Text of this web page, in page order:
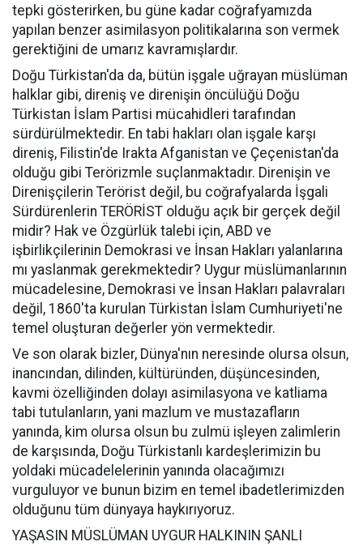
tepki gösterirken, bu güne kadar coğrafyamızda
yapılan benzer asimilasyon politikalarına son vermek
gerektiğini de umarız kavramışlardır.
Doğu Türkistan'da da, bütün işgale uğrayan müslüman
halklar gibi, direniş ve direnişin öncülüğü Doğu
Türkistan İslam Partisi mücahidleri tarafından
sürdürülmektedir. En tabi hakları olan işgale karşı
direniş, Filistin'de Irakta Afganistan ve Çeçenistan'da
olduğu gibi Terörizmle suçlanmaktadır. Direnişin ve
Direnişçilerin Terörist değil, bu coğrafyalarda İşgali
Sürdürenlerin TERÖRİST olduğu açık bir gerçek değil
midir? Hak ve Özgürlük talebi için, ABD ve
işbirlikçilerinin Demokrasi ve İnsan Hakları yalanlarına
mı yaslanmak gerekmektedir? Uygur müslümanlarının
mücadelesine, Demokrasi ve İnsan Hakları palavraları
değil, 1860'ta kurulan Türkistan İslam Cumhuriyeti'ne
temel oluşturan değerler yön vermektedir.
Ve son olarak bizler, Dünya'nın neresinde olursa olsun,
inancından, dilinden, kültüründen, düşüncesinden,
kavmi özelliğinden dolayı asimilasyona ve katliama
tabi tutulanların, yani mazlum ve mustazafların
yanında, kim olursa olsun bu zulmü işleyen zalimlerin
de karşısında, Doğu Türkistanlı kardeşlerimizin bu
yoldaki mücadelelerinin yanında olacağımızı
vurguluyor ve bunun bizim en temel ibadetlerimizden
olduğunu tüm dünyaya haykırıyoruz.
YAŞASIN MÜSLÜMAN UYGUR HALKININ ŞANLI